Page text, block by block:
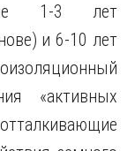
1-3 лет
и 6-10 лет
«активных